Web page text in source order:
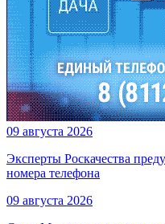
09 августа 2026
Эксперты Роскачества
номера телефона
09 августа 2026